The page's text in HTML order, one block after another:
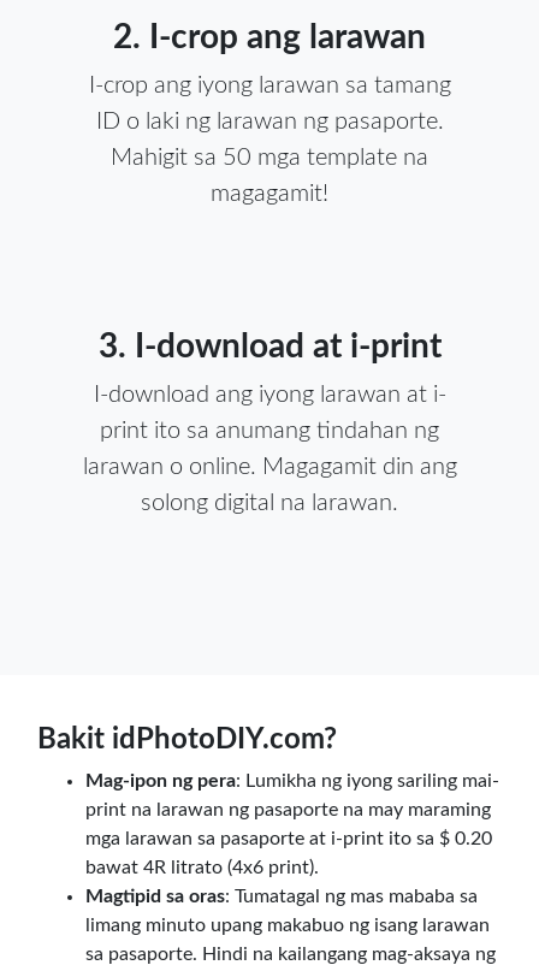
2. I-crop ang larawan
I-crop ang iyong larawan sa tamang
ID o laki ng larawan ng pasaporte.
Mahigit sa 50 mga template na
magagamit!
3. I-download at i-print
I-download ang iyong larawan at i-
print ito sa anumang tindahan ng
larawan o online. Magagamit din ang
solong digital na larawan.
Bakit idPhotoDIY.com?
Mag-ipon ng pera: Lumikha ng iyong sariling mai-
print na larawan ng pasaporte na may maraming
mga larawan sa pasaporte at i-print ito sa $ 0.20
bawat 4R litrato (4x6 print).
Magtipid sa oras: Tumatagal ng mas mababa sa
limang minuto upang makabuo ng isang larawan
sa pasaporte. Hindi na kailangang mag-aksaya ng